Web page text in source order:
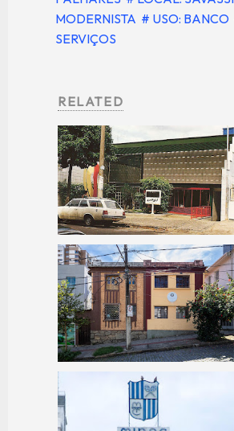
MODERNISTA # USO: BANCO
SERVIÇOS
RELATED